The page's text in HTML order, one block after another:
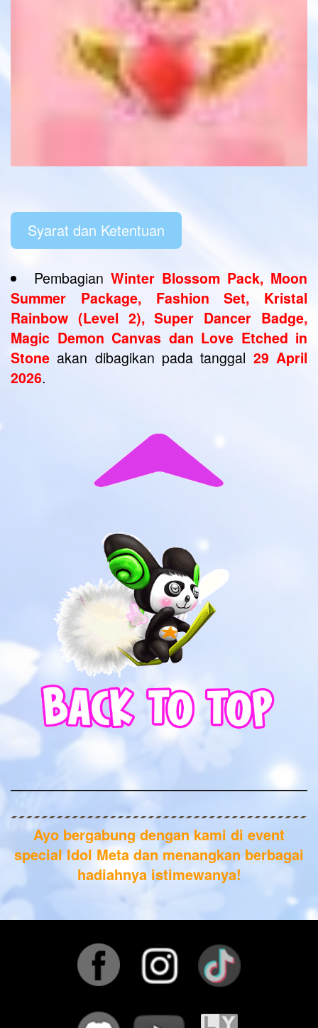
Syarat dan Ketentuan
PembagianWinter Blossom Pack, Moon
Summer Package, Fashion Set, Kristal
Rainbow (Level 2), Super Dancer Badge,
Magic Demon Canvas dan Love Etched in
Stone akan dibagikan pada tanggal 29 April
2026.
Ayo bergabung dengan kami di event
special Idol Meta dan menangkan berbagai
hadiahnya istimewanya!